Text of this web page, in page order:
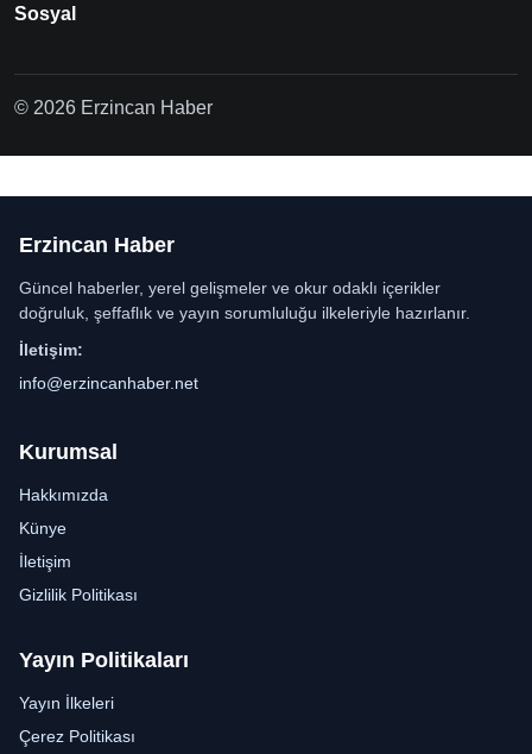
Sosyal
© 2026 Erzincan Haber
Erzincan Haber
Güncel haberler, yerel gelişmeler ve okur odaklı içerikler
doğruluk, şeffaflık ve yayın sorumluluğu ilkeleriyle hazırlanır.
İletişim:
info@erzincanhaber.net
Kurumsal
Hakkımızda
Künye
İletişim
Gizlilik Politikası
Yayın Politikaları
Yayın İlkeleri
Çerez Politikası